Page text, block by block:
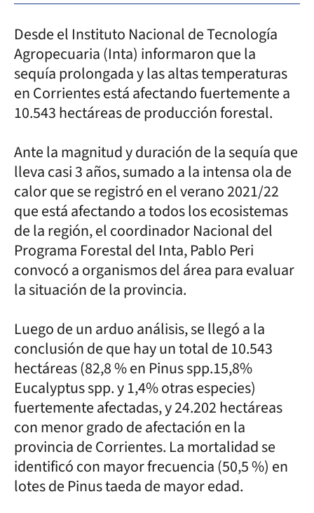
Desde el Instituto Nacional de Tecnología
Agropecuaria (Inta) informaron que la
sequía prolongada y las altas temperaturas
en Corrientes está afectando fuertemente a
10.543 hectáreas de producción forestal.
Ante la magnitud y duración de la sequía que
lleva casi 3 años, sumado a la intensa ola de
calor que se registró en el verano 2021/22
que está afectando a todos los ecosistemas
de la región, el coordinador Nacional del
Programa Forestal del Inta, Pablo Peri
convocó a organismos del área para evaluar
la situación de la provincia.
Luego de un arduo análisis, se llegó a la
conclusión de que hay un total de 10.543
hectáreas (82,8 % en Pinus spp.15,8%
Eucalyptus spp. y 1,4% otras especies)
fuertemente afectadas, y 24.202 hectáreas
con menor grado de afectación en la
provincia de Corrientes. La mortalidad se
identificó con mayor frecuencia (50,5 %) en
lotes de Pinus taeda de mayor edad.